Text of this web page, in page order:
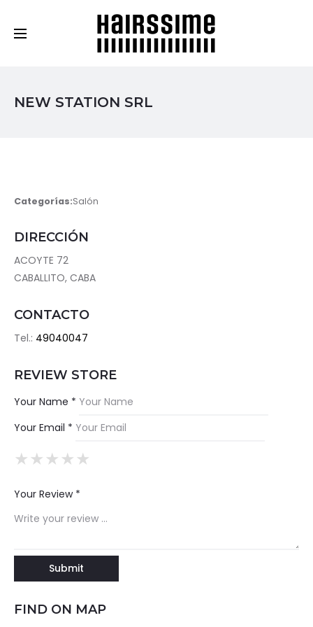
NEW STATION SRL
Categorías:Salón
DIRECCIÓN
ACOYTE 72
CABALLITO, CABA
CONTACTO
Tel.: 49040047
REVIEW STORE
Your Name *
Your Email *
★
★★
★★★
★★★★
★★★★★
Your Review *
FIND ON MAP